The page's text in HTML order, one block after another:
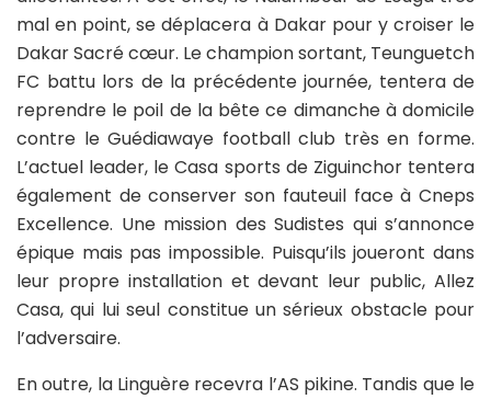
mal en point, se déplacera à Dakar pour y croiser le
Dakar Sacré cœur. Le champion sortant, Teunguetch
FC battu lors de la précédente journée, tentera de
reprendre le poil de la bête ce dimanche à domicile
contre le Guédiawaye football club très en forme.
L’actuel leader, le Casa sports de Ziguinchor tentera
également de conserver son fauteuil face à Cneps
Excellence. Une mission des Sudistes qui s’annonce
épique mais pas impossible. Puisqu’ils joueront dans
leur propre installation et devant leur public, Allez
Casa, qui lui seul constitue un sérieux obstacle pour
l’adversaire.
En outre, la Linguère recevra l’AS pikine. Tandis que le